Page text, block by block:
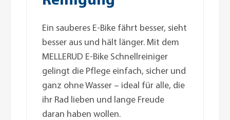
Ein sauberes E-Bike fährt besser, sieht
besser aus und hält länger. Mit dem
MELLERUD E-Bike Schnellreiniger
gelingt die Pflege einfach, sicher und
ganz ohne Wasser – ideal für alle, die
ihr Rad lieben und lange Freude
daran haben wollen.